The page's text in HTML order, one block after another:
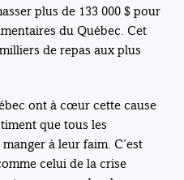
plus de 133 000 $ pour
du Québec. Cet
de repas aux plus
ont à cœur cette cause
que tous les
à leur faim. C’est
celui de la crise